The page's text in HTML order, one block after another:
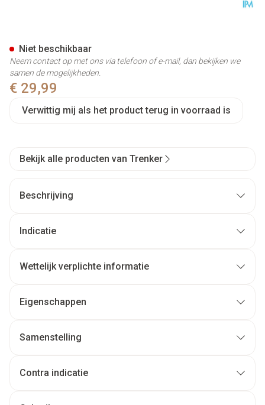
€ 29,99
Verwittig mij als het product terug in voorraad is
Niet beschikbaar
Neem contact op met ons via telefoon of e-mail, dan bekijken we
samen de mogelijkheden.
Bekijk alle producten van Trenker
Beschrijving
Indicatie
Wettelijk verplichte informatie
Eigenschappen
Samenstelling
Contra indicatie